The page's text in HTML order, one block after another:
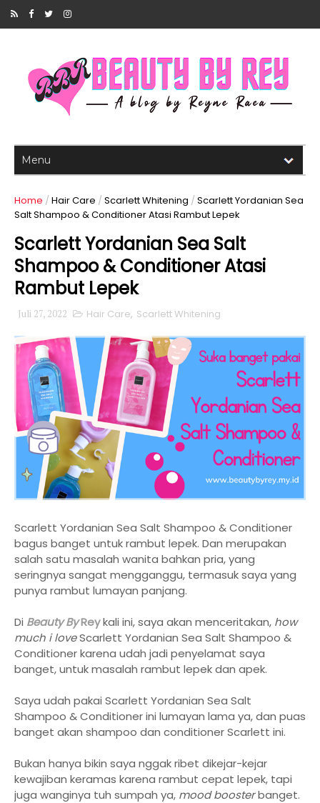
Home / Hair Care / Scarlett Whitening / Scarlett Yordanian Sea
Salt Shampoo & Conditioner Atasi Rambut Lepek
Scarlett Yordanian Sea Salt
Shampoo & Conditioner Atasi
Rambut Lepek
Juli 27, 2022 Hair Care, Scarlett Whitening
Scarlett Yordanian Sea Salt Shampoo & Conditioner
bagus banget untuk rambut lepek. Dan merupakan
salah satu masalah wanita bahkan pria, yang
seringnya sangat mengganggu, termasuk saya yang
punya rambut lumayan panjang.
Di Beauty ByReykali ini, saya akan menceritakan, how
much i loveScarlett Yordanian Sea Salt Shampoo &
Conditioner karena udah jadi penyelamat saya
banget, untuk masalah rambut lepek dan apek.
Saya udah pakai Scarlett Yordanian Sea Salt
Shampoo & Conditioner ini lumayan lama ya, dan puas
banget akan shampoo dan conditioner Scarlett ini.
Bukan hanya bikin saya nggak ribet dikejar-kejar
kewajiban keramas karena rambut cepat lepek, tapi
juga wanginya tuh sumpah ya, mood boosterbanget.